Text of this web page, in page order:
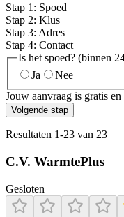
Stap 1 : Spoed
Stap 2: Klus
Stap 3: Adres
Stap 4: Contact
Is het spoed? (binnen
Ja
Nee
Jouw aanvraag is gratis
Volgende stap
Resultaten 1-23 van 23
C.V. WarmtePlus
Gesloten